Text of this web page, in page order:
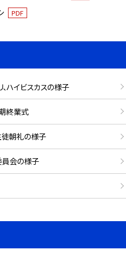
PDF
ハイビスカスの様子
終業式
徒朝礼の様子
会の様子